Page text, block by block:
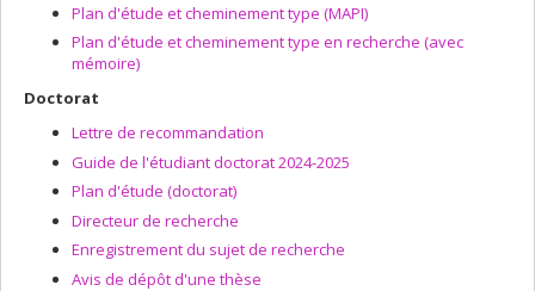
Plan d'étude et cheminement type (MAPI)
Plan d'étude et cheminement type en recherche (avec
mémoire)
Doctorat
Lettre de recommandation
Guide de l'étudiant doctorat 2024-2025
Plan d'étude (doctorat)
Directeur de recherche
Enregistrement du sujet de recherche
Avis de dépôt d'une thèse